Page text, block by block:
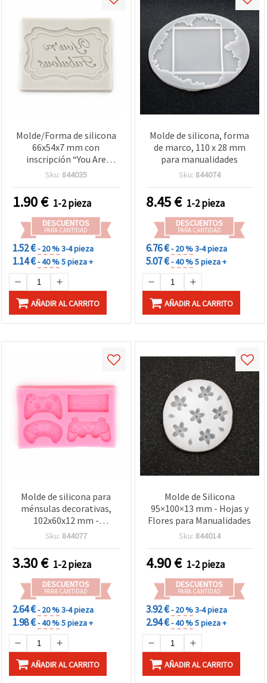
Molde/Forma de silicona
66x54x7 mm con
inscripción “You Are
Fabulous“ para resina y
Sku: 844035
1.90€ 1-2 pieza
DESCUENTOS
PARA CANTIDAD
1.52 €- 20 %3-4 pieza
1.14 €- 40 %5 pieza +
AÑADIR AL CARRITO
Molde de silicona, forma
de marco, 110 x 28 mm
para manualidades
Sku: 844074
8.45€ 1-2 pieza
DESCUENTOS
PARA CANTIDAD
6.76 €- 20 %3-4 pieza
5.07 €- 40 %5 pieza +
AÑADIR AL CARRITO
Molde de silicona para
ménsulas decorativas,
102x60x12 mm -
manualidades
Sku: 844077
3.30€ 1-2 pieza
DESCUENTOS
PARA CANTIDAD
2.64 €- 20 %3-4 pieza
1.98 €- 40 %5 pieza +
AÑADIR AL CARRITO
Molde de Silicona
95×100×13 mm - Hojas y
Flores para Manualidades
Sku: 844014
4.90€ 1-2 pieza
DESCUENTOS
PARA CANTIDAD
3.92 €- 20 %3-4 pieza
2.94 €- 40 %5 pieza +
AÑADIR AL CARRITO